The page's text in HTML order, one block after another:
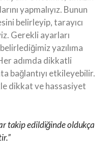
yapmalıyız. Bunun
belirleyip, tarayıcı
Gerekli ayarları
yazılıma
adımda dikkatli
bağlantıyı etkileyebilir.
dikkat ve hassasiyet
takip edildiğinde oldukça